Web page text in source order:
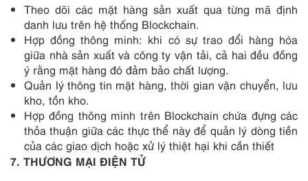
Theo dõi các mặt hàng sản xuất qua từng mã định
danh lưu trên hệ thống Blockchain.
Hợp đồng thông minh: khi có sự trao đổi hàng hóa
giữa nhà sản xuất và công ty vận tải, cả hai đều đồng
ý rằng mặt hàng đó đảm bảo chất lượng.
Quản lý thông tin mặt hàng, thời gian vận chuyển, lưu
kho, tồn kho.
Hợp đồng thông minh trên Blockchain chứa đựng các
thỏa thuận giữa các thực thể này để quản lý dòng tiền
của các giao dịch hoặc xử lý thiệt hại khi cần thiết
7. THƯƠNG MẠI ĐIỆN TỬ